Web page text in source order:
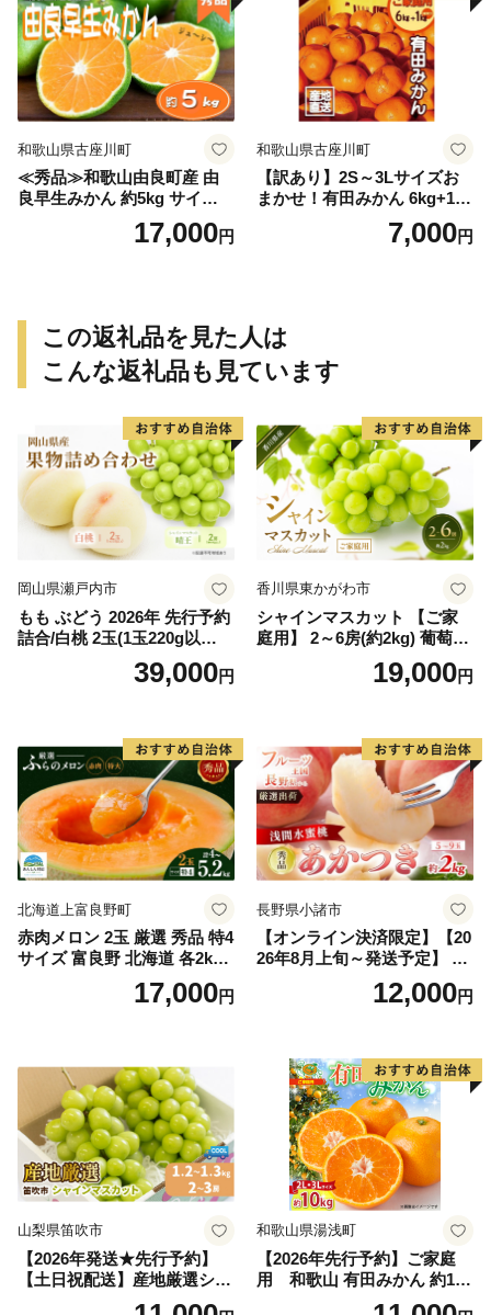
和歌山県古座川町
≪秀品≫和歌山由良町産 由
良早生みかん 約5kg サイズお
まかせ【sml106C】17,000円
和歌山県古座川町
【訳あり】2S～3Lサイズお
まかせ！有田みかん 6kg+1kg
保証分 11月から12月下旬ま
でに順次発送致します。 / 訳
7,000円
この返礼品を見た人は
こんな返礼品も見ています
岡山県瀬戸内市
もも ぶどう 2026年 先行予約
詰合/白桃 2玉(1玉220g以
上)・シャインマスカット 晴
39,000円
香川県東かがわ市
シャインマスカット 【ご家
庭用】 2～6房(約2kg) 葡萄 ぶ
どう ブドウ フルーツ 果物 く
だもの 果実 旬の果物 旬のフ
19,000円
北海道上富良野町
赤肉メロン 2玉 厳選 秀品 特4
サイズ 富良野 北海道 各2kg
～2.6kg 2玉 セット ファーム
富良野 メロン めろん 果物 く
17,000円
長野県小諸市
【オンライン決済限定】【20
26年8月上旬～発送予定】 先
行予約 「浅間水蜜桃プレミ
アム」 もも あかつき 秀品 約
果肉 長野県産 小諸市
12,000円
山梨県笛吹市
【2026年発送★先行予約】
【土日祝配送】産地厳選シャ
インマスカット1.2kg～1.3kg
和歌山県湯浅町
【2026年先行予約】ご家庭
用 和歌山 有田みかん 約10k
g (2L、3Lサイズ)【湯浅町】